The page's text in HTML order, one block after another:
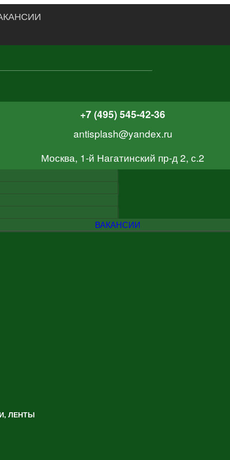
+7 (495) 545-42-36
antisplash@yandex.ru
Москва, 1-й Нагатинский пр-д 2, с.2
ВАКАНСИИ
ЛЕНТЫ